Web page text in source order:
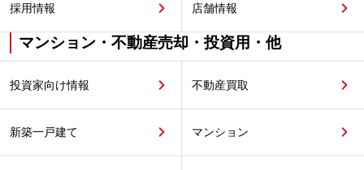
採用情報 店舗情報
マンション・不動産売却・投資用・他
投資家向け情報 不動産買取
新築一戸建て マンション